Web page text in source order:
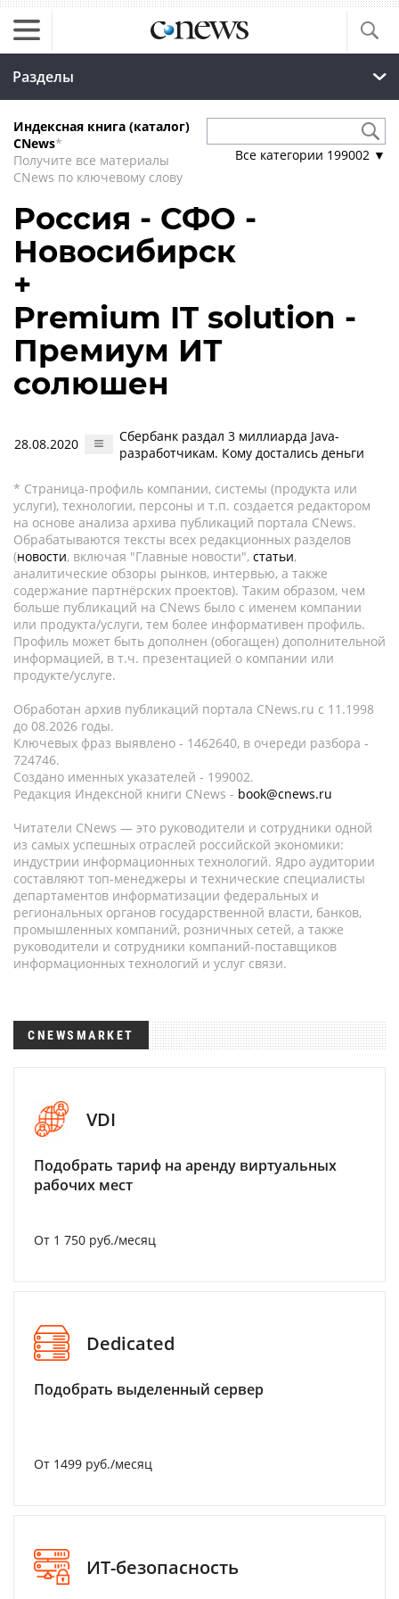
Разделы
Индексная книга (каталог)
CNews*
Получите все материалы
CNews по ключевому слову
Все категории 199002 ▼
Россия - СФО -
Новосибирск
+
Premium IT solution -
Премиум ИТ
солюшен
28.08.2020
Сбербанк раздал 3 миллиарда Java-
разработчикам. Кому достались деньги
* Страница-профиль компании, системы (продукта или
услуги), технологии, персоны и т.п. создается редактором
на основе анализа архива публикаций портала CNews.
Обрабатываются тексты всех редакционных разделов
(новости, включая "Главные новости", статьи,
аналитические обзоры рынков, интервью, а также
содержание партнёрских проектов). Таким образом, чем
больше публикаций на CNews было с именем компании
или продукта/услуги, тем более информативен профиль.
Профиль может быть дополнен (обогащен) дополнительной
информацией, в т.ч. презентацией о компании или
продукте/услуге.
Обработан архив публикаций портала CNews.ru c 11.1998
до 08.2026 годы.
Ключевых фраз выявлено - 1462640, в очереди разбора -
724746.
Создано именных указателей - 199002.
Редакция Индексной книги CNews - book@cnews.ru
Читатели CNews — это руководители и сотрудники одной
из самых успешных отраслей российской экономики:
индустрии информационных технологий. Ядро аудитории
составляют топ-менеджеры и технические специалисты
департаментов информатизации федеральных и
региональных органов государственной власти, банков,
промышленных компаний, розничных сетей, а также
руководители и сотрудники компаний-поставщиков
информационных технологий и услуг связи.
CNEWSMARKET
VDI
Подобрать тариф на аренду виртуальных
рабочих мест
От 1 750 руб./месяц
Dedicated
Подобрать выделенный сервер
От 1499 руб./месяц
ИТ-безопасность